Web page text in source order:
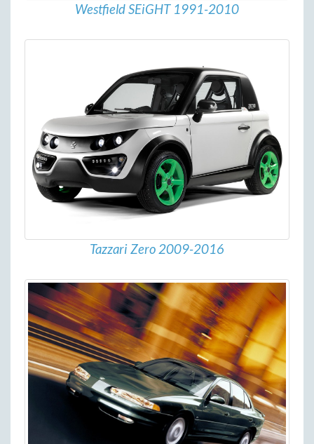
Westfield SEiGHT 1991-2010
Tazzari Zero 2009-2016